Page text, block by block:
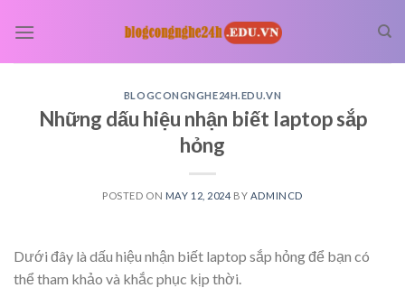
BLOGCONGNGHE24H.EDU.VN
Những dấu hiệu nhận biết laptop sắp
hỏng
POSTED ON MAY 12, 2024 BY ADMINCD
Dưới đây là dấu hiệu nhận biết laptop sắp hỏng để bạn có
thể tham khảo và khắc phục kịp thời.